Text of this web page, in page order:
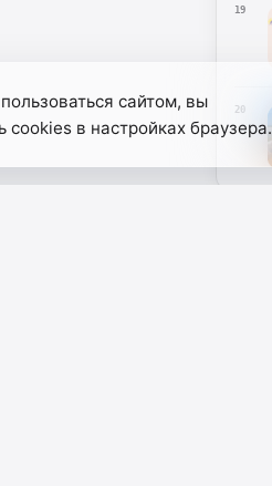
19
20
сайтом, вы
в настройках браузера.